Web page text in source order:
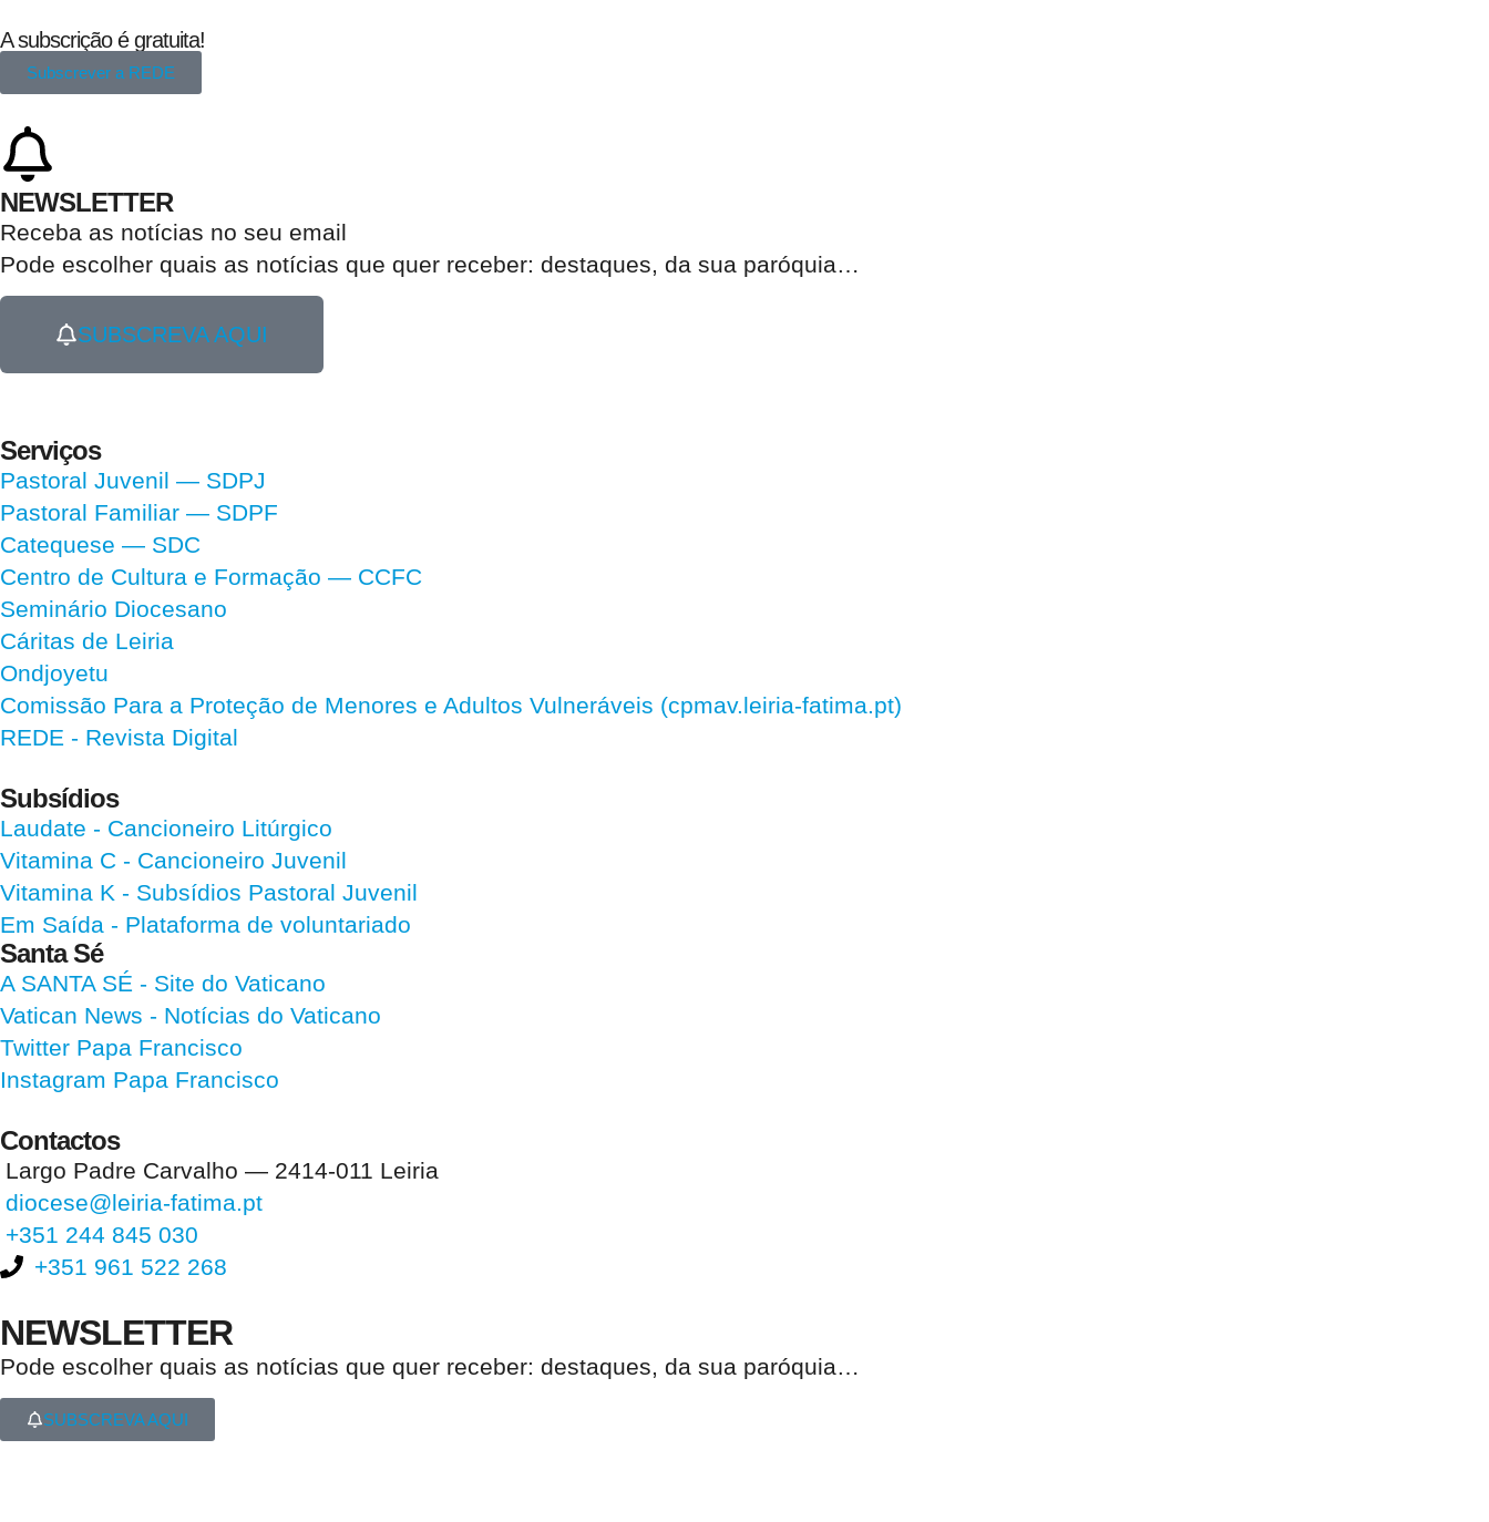
A subscrição é gratuita!
Subscrever a REDE
NEWSLETTER
Receba as notícias no seu email​
Pode escolher quais as notícias que quer receber: destaques, da sua paróquia
SUBSCREVA AQUI
Serviços
Pastoral Juvenil — SDPJ
Pastoral Familiar — SDPF
Catequese — SDC
Centro de Cultura e Formação — CCFC
Seminário Diocesano
Cáritas de Leiria
Ondjoyetu
Comissão Para a Proteção de Menores e Adultos Vulneráveis (cpmav.leiria-fatima.pt)
REDE - Revista Digital
Subsídios
Laudate - Cancioneiro Litúrgico
Vitamina C - Cancioneiro Juvenil
Vitamina K - Subsídios Pastoral Juvenil
Em Saída - Plataforma de voluntariado
Santa Sé
A SANTA SÉ - Site do Vaticano
Vatican News - Notícias do Vaticano
Twitter Papa Francisco
Instagram Papa Francisco
Contactos
Largo Padre Carvalho — 2414-011 Leiria
diocese@leiria-fatima.pt
+351 244 845 030
+351 961 522 268
NEWSLETTER
Pode escolher quais as notícias que quer receber: destaques, da sua paróquia…
SUBSCREVA AQUI